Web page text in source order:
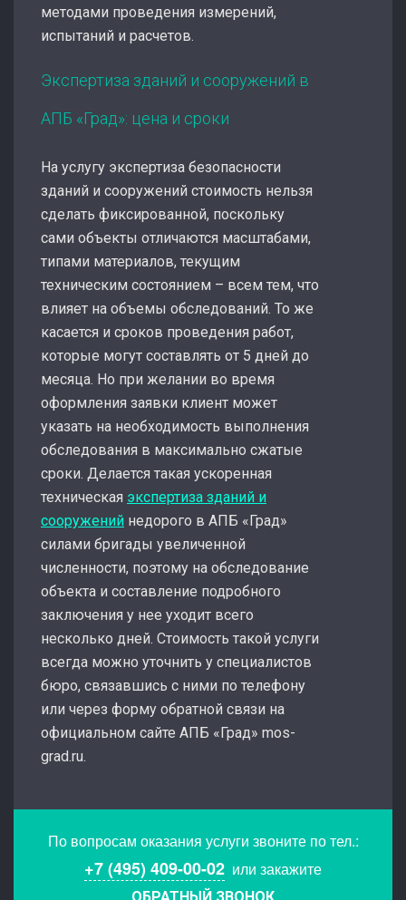
методами проведения измерений,
испытаний и расчетов.
Экспертиза зданий и сооружений в
АПБ «Град»: цена и сроки
На услугу экспертиза безопасности
зданий и сооружений стоимость нельзя
сделать фиксированной, поскольку
сами объекты отличаются масштабами,
типами материалов, текущим
техническим состоянием – всем тем, что
влияет на объемы обследований. То же
касается и сроков проведения работ,
которые могут составлять от 5 дней до
месяца. Но при желании во время
оформления заявки клиент может
указать на необходимость выполнения
обследования в максимально сжатые
сроки. Делается такая ускоренная
техническая экспертиза зданий и
сооружений недорого в АПБ «Град»
силами бригады увеличенной
численности, поэтому на обследование
объекта и составление подробного
заключения у нее уходит всего
несколько дней. Стоимость такой услуги
всегда можно уточнить у специалистов
бюро, связавшись с ними по телефону
или через форму обратной связи на
официальном сайте АПБ «Град» mos-
grad.ru.
По вопросам оказания услуги звоните по тел.:
+7 (495) 409-00-02 или закажите
ОБРАТНЫЙ ЗВОНОК